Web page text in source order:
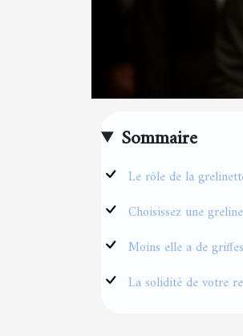
Sommaire
Le rôle de la
Choisissez une
Moins elle a de
La solidité de votre